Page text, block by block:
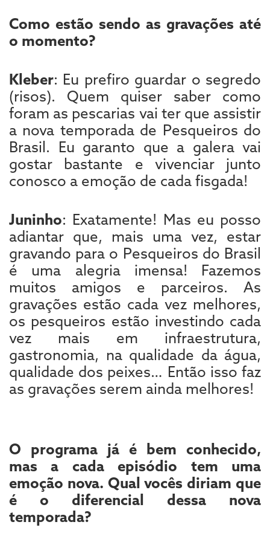
Como estão sendo as gravações até
o momento?
Kleber: Eu prefiro guardar o segredo
(risos). Quem quiser saber como
foram as pescarias vai ter que assistir
a nova temporada de Pesqueiros do
Brasil. Eu garanto que a galera vai
gostar bastante e vivenciar junto
conosco a emoção de cada fisgada!
Juninho: Exatamente! Mas eu posso
adiantar que, mais uma vez, estar
gravando para o Pesqueiros do Brasil
é uma alegria imensa! Fazemos
muitos amigos e parceiros. As
gravações estão cada vez melhores,
os pesqueiros estão investindo cada
vez mais em infraestrutura,
gastronomia, na qualidade da água,
qualidade dos peixes… Então isso faz
as gravações serem ainda melhores!
O programa já é bem conhecido,
mas a cada episódio tem uma
emoção nova. Qual vocês diriam que
é o diferencial dessa nova
temporada?